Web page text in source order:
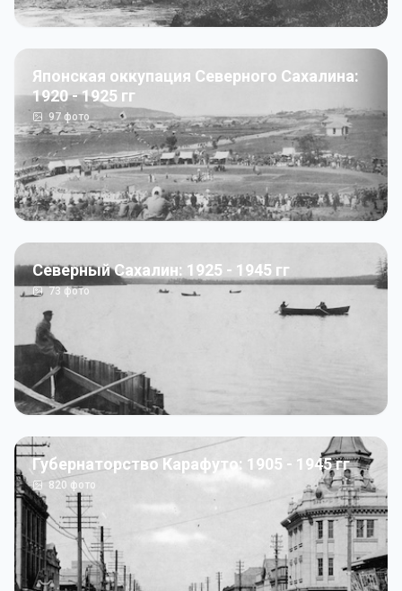
Японская оккупация Северного Сахалина:
1920 - 1925 гг
97 фото
Северный Сахалин: 1925 - 1945 гг
73фото
Губернаторство Карафуто: 1905 - 1945 гг
820 фото